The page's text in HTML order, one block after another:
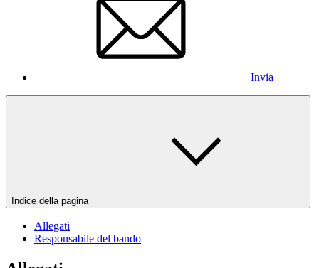
Invia
Indice della pagina
Allegati
Responsabile del bando